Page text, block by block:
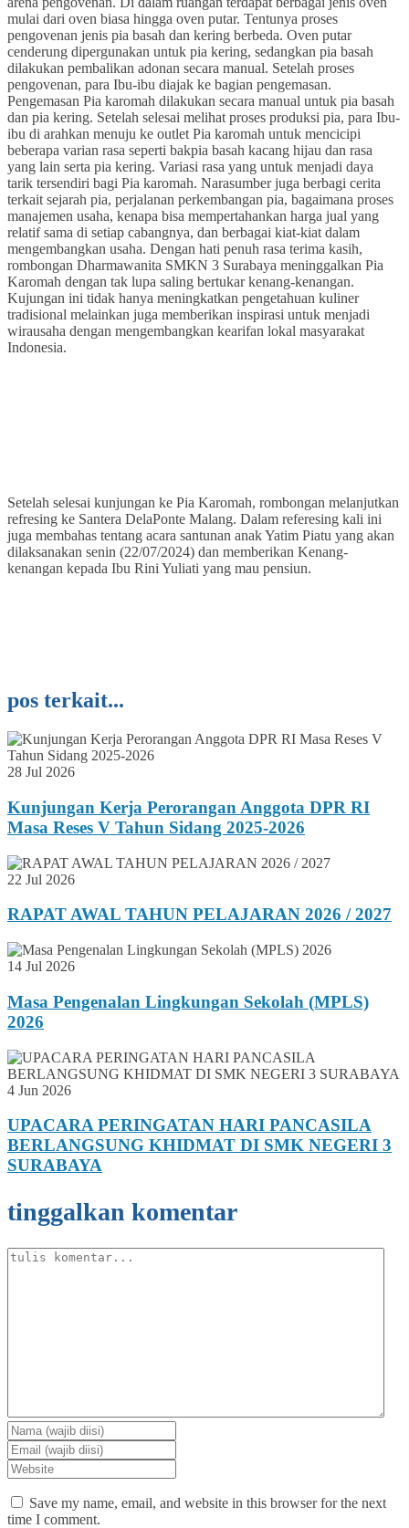
mulai dari oven biasa hingga oven putar. Tentunya proses
pengovenan jenis pia basah dan kering berbeda. Oven putar
cenderung dipergunakan untuk pia kering, sedangkan pia basah
dilakukan pembalikan adonan secara manual. Setelah proses
pengovenan, para Ibu-ibu diajak ke bagian pengemasan.
Pengemasan Pia karomah dilakukan secara manual untuk pia basah
dan pia kering. Setelah selesai melihat proses produksi pia, para Ibu-
ibu di arahkan menuju ke outlet Pia karomah untuk mencicipi
beberapa varian rasa seperti bakpia basah kacang hijau dan rasa
yang lain serta pia kering. Variasi rasa yang untuk menjadi daya
tarik tersendiri bagi Pia karomah. Narasumber juga berbagi cerita
terkait sejarah pia, perjalanan perkembangan pia, bagaimana proses
manajemen usaha, kenapa bisa mempertahankan harga jual yang
relatif sama di setiap cabangnya, dan berbagai kiat-kiat dalam
mengembangkan usaha. Dengan hati penuh rasa terima kasih,
rombongan Dharmawanita SMKN 3 Surabaya meninggalkan Pia
Karomah dengan tak lupa saling bertukar kenang-kenangan.
Kujungan ini tidak hanya meningkatkan pengetahuan kuliner
tradisional melainkan juga memberikan inspirasi untuk menjadi
wirausaha dengan mengembangkan kearifan lokal masyarakat
Indonesia.
Setelah selesai kunjungan ke Pia Karomah, rombongan melanjutkan
refresing ke Santera DelaPonte Malang. Dalam referesing kali ini
juga membahas tentang acara santunan anak Yatim Piatu yang akan
dilaksanakan senin (22/07/2024) dan memberikan Kenang-
kenangan kepada Ibu Rini Yuliati yang mau pensiun.
pos terkait...
28 Jul 2026
Kunjungan Kerja Perorangan Anggota DPR RI
Masa Reses V Tahun Sidang 2025-2026
22 Jul 2026
RAPAT AWAL TAHUN PELAJARAN 2026 / 2027
14 Jul 2026
Masa Pengenalan Lingkungan Sekolah (MPLS)
2026
4 Jun 2026
UPACARA PERINGATAN HARI PANCASILA
BERLANGSUNG KHIDMAT DI SMK NEGERI 3
SURABAYA
tinggalkan komentar
Save my name, email, and website in this browser for the next
time I comment.